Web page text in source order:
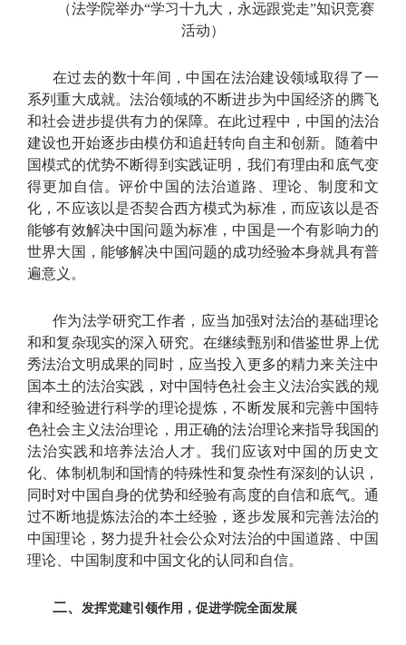
（法学院举办“学习十九大，永远跟党走”知识竞赛
活动）
在过去的数十年间，中国在法治建设领域取得了一
系列重大成就。法治领域的不断进步为中国经济的腾飞
和社会进步提供有力的保障。在此过程中，中国的法治
建设也开始逐步由模仿和追赶转向自主和创新。随着中
国模式的优势不断得到实践证明，我们有理由和底气变
得更加自信。评价中国的法治道路、理论、制度和文
化，不应该以是否契合西方模式为标准，而应该以是否
能够有效解决中国问题为标准，中国是一个有影响力的
世界大国，能够解决中国问题的成功经验本身就具有普
遍意义。
作为法学研究工作者，应当加强对法治的基础理论
和和复杂现实的深入研究。在继续甄别和借鉴世界上优
秀法治文明成果的同时，应当投入更多的精力来关注中
国本土的法治实践，对中国特色社会主义法治实践的规
律和经验进行科学的理论提炼，不断发展和完善中国特
色社会主义法治理论，用正确的法治理论来指导我国的
法治实践和培养法治人才。我们应该对中国的历史文
化、体制机制和国情的特殊性和复杂性有深刻的认识，
同时对中国自身的优势和经验有高度的自信和底气。通
过不断地提炼法治的本土经验，逐步发展和完善法治的
中国理论，努力提升社会公众对法治的中国道路、中国
理论、中国制度和中国文化的认同和自信。
二、 发挥党建引领作用，促进学院全面发展